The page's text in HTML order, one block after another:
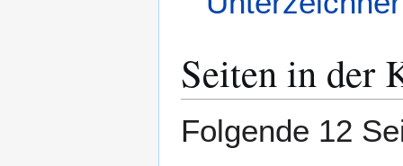
Seiten in der
Folgende 12